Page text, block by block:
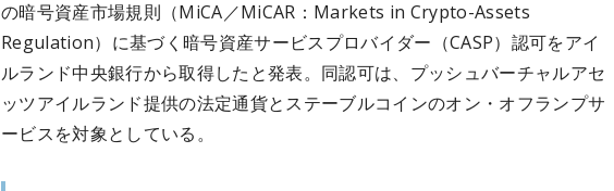
の暗号資産市場規則（MiCA／MiCAR：Markets in Crypto-Assets
Regulation）に基づく暗号資産サービスプロバイダー（CASP）認可をアイ
ルランド中央銀行から取得したと発表。同認可は、プッシュバーチャルアセ
ッツアイルランド提供の法定通貨とステーブルコインのオン・オフランプサ
ービスを対象としている。